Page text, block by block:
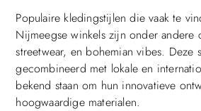
Populaire kledingstijlen die vaak te
Nijmeegse winkels zijn onder andere
streetwear, en bohemian vibes. Deze
gecombineerd met lokale en
bekend staan om hun innovatieve
hoogwaardige materialen.